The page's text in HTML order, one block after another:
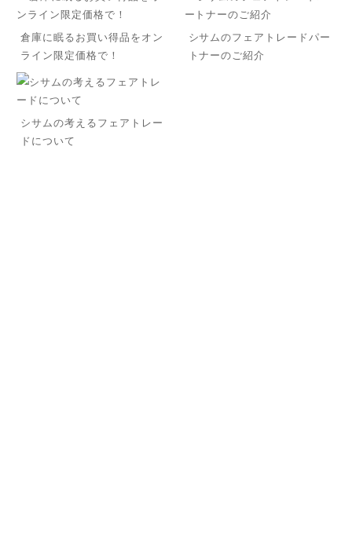
倉庫に眠るお買い得品をオン
ライン限定価格で！
シサムのフェアトレードパー
トナーのご紹介
シサムの考えるフェアトレー
ドについて